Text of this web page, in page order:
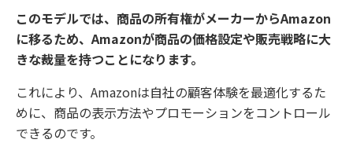
このモデルでは、商品の所有権がメーカーからAmazon
に移るため、Amazonが商品の価格設定や販売戦略に大
きな裁量を持つことになります。
これにより、Amazonは自社の顧客体験を最適化するた
めに、商品の表示方法やプロモーションをコントロール
できるのです。